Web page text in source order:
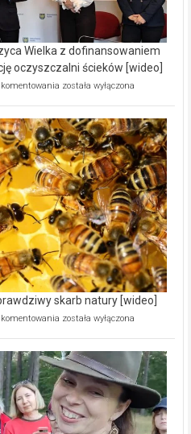
Wielka z dofinansowaniem
oczyszczalni ścieków [wideo]
Ekologiczne
Wręczyca
Wielka
z
dofinansowaniem
ponad
15,6
mln
na
modernizację
oczyszczalni
ścieków
[wideo]
została wyłączona
skarb natury [wideo]
Ekologiczne
–
prawdziwy
skarb
natury
[wideo]
została wyłączona